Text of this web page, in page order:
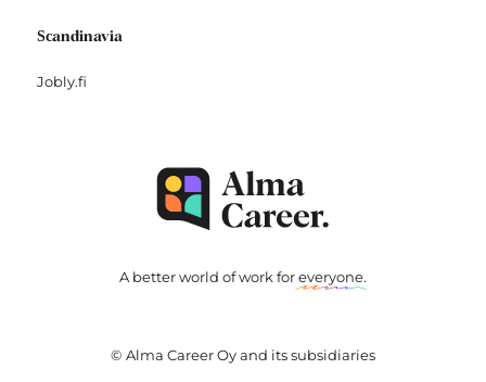
Scandinavia
Jobly.fi
A better world of work foreveryone.
© Alma Career Oy and its subsidiaries